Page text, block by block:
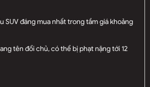
SUV đáng mua nhất trong tầm giá khoảng
tên đổi chủ, có thể bị phạt nặng tới 12